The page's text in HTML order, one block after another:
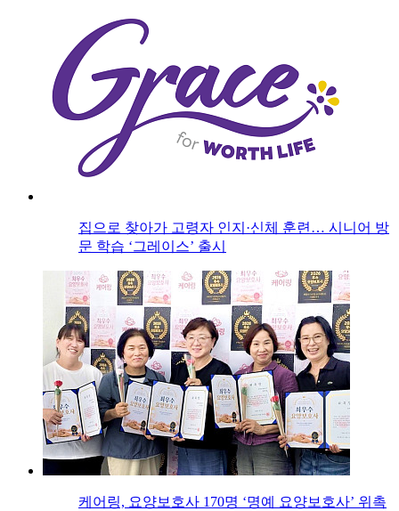
집으로 찾아가 고령자 인지·신체 훈련… 시니어 방
문 학습 ‘그레이스’ 출시
케어링, 요양보호사 170명 ‘명예 요양보호사’ 위촉